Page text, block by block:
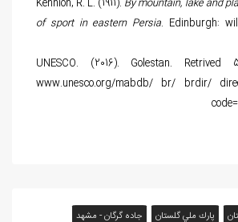
By mountain, lake and
of sport in eastern Persia. Edinburgh:
• UNESCO. (2016). Golestan. Retrived
www.unesco.org/mabdb/ br/ brdir/
پارك ملي گلستان
جاده گرگان - مشهد